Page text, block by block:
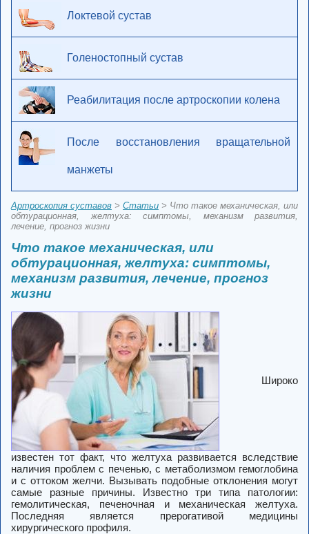
Локтевой сустав
Голеностопный сустав
Реабилитация после артроскопии колена
После восстановления вращательной
манжеты
Артроскопия суставов > Статьи > Что такое механическая, или
обтурационная, желтуха: симптомы, механизм развития,
лечение, прогноз жизни
Что такое механическая, или
обтурационная, желтуха: симптомы,
механизм развития, лечение, прогноз
жизни
Широко
известен тот факт, что желтуха развивается вследствие
наличия проблем с печенью, с метаболизмом гемоглобина
и с оттоком желчи. Вызывать подобные отклонения могут
самые разные причины. Известно три типа патологии:
гемолитическая, печеночная и механическая желтуха.
Последняя является прерогативой медицины
хирургического профиля.